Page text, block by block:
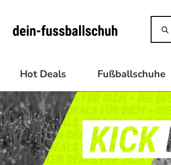
Inhalt
Hot Deals Fußballschuhe